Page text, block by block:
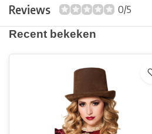
Reviews
0/5
Recent bekeken